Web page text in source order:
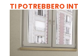
TI POTREBBERO